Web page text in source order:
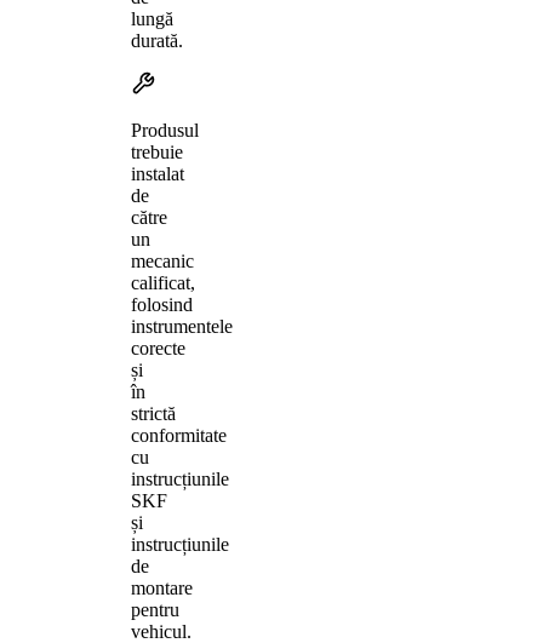
lungă
durată.
Produsul
trebuie
instalat
de
către
un
mecanic
calificat,
folosind
instrumentele
corecte
și
în
strictă
conformitate
cu
instrucțiunile
SKF
și
instrucțiunile
de
montare
pentru
vehicul.